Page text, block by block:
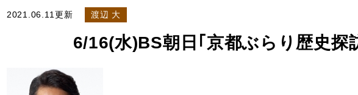
2021.06.11更新 渡辺 大
6/16(水)BS朝日｢京都ぶらり歴史探